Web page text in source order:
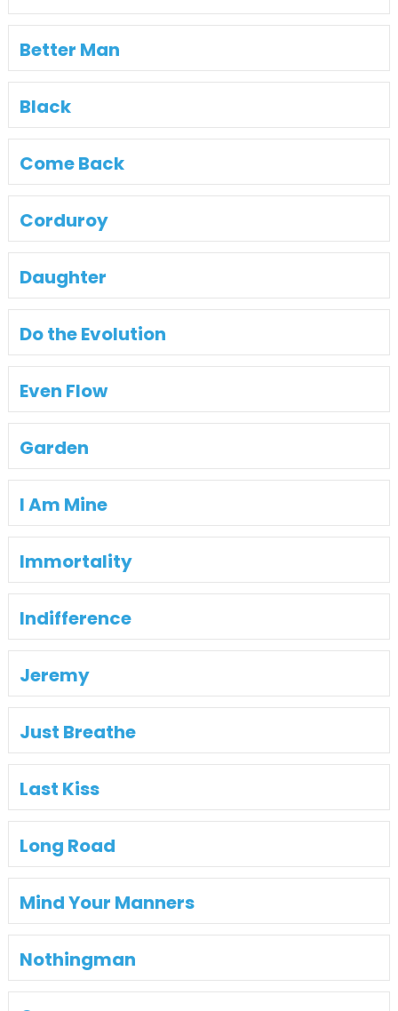
Better Man
Black
Come Back
Corduroy
Daughter
Do the Evolution
Even Flow
Garden
I Am Mine
Immortality
Indifference
Jeremy
Just Breathe
Last Kiss
Long Road
Mind Your Manners
Nothingman